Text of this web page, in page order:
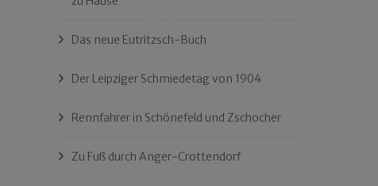
Das neue Eutritzsch-Buch
Der Leipziger Schmiedetag von 1904
Rennfahrer in Schönefeld und Zschocher
Zu Fuß durch Anger-Crottendorf